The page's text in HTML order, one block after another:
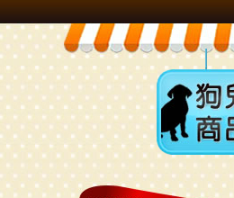
狗兒商品